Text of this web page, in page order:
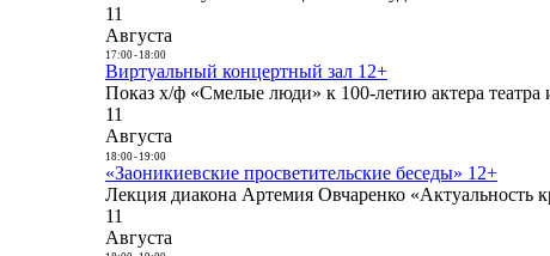
11
Августа
17:00- 18:00
Виртуальный концертный зал 12+
Показ х/ф «Смелые люди» к 100-летию актера
11
Августа
18:00- 19:00
«Заоникиевские просветительские беседы» 12+
Лекция диакона Артемия Овчаренко «Актуальность
11
Августа